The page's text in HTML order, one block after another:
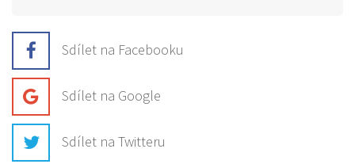
Sdílet na Facebooku
Sdílet na Google
Sdílet na Twitteru